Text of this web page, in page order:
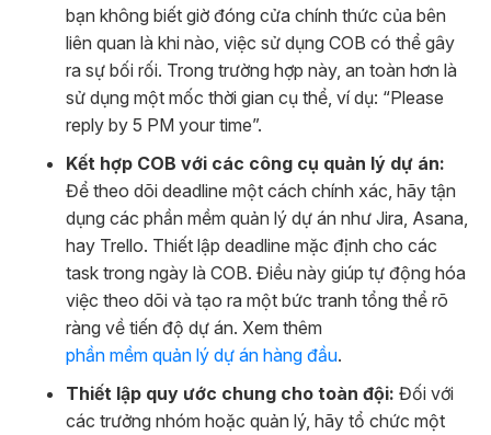
bạn không biết giờ đóng cửa chính thức của bên
liên quan là khi nào, việc sử dụng COB có thể gây
ra sự bối rối. Trong trường hợp này, an toàn hơn là
sử dụng một mốc thời gian cụ thể, ví dụ: “Please
reply by 5 PM your time”.
Kết hợp COB với các công cụ quản lý dự án:
Để theo dõi deadline một cách chính xác, hãy tận
dụng các phần mềm quản lý dự án như Jira, Asana,
hay Trello. Thiết lập deadline mặc định cho các
task trong ngày là COB. Điều này giúp tự động hóa
việc theo dõi và tạo ra một bức tranh tổng thể rõ
ràng về tiến độ dự án. Xem thêm
phần mềm quản lý dự án hàng đầu.
Thiết lập quy ước chung cho toàn đội: Đối với
các trưởng nhóm hoặc quản lý, hãy tổ chức một